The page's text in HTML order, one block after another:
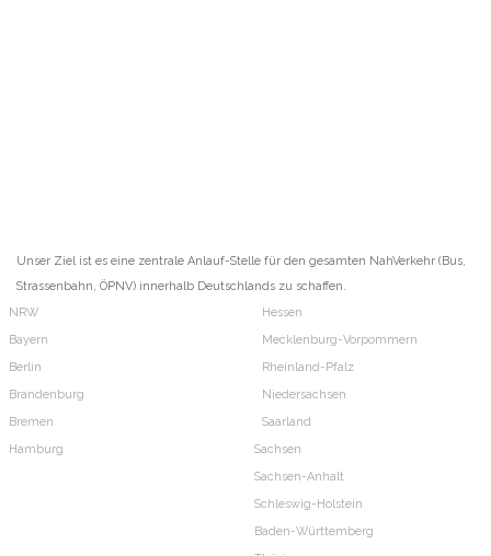
Unser Ziel ist es eine zentrale Anlauf-Stelle für den gesamten NahVerkehr (Bus,
Strassenbahn, ÖPNV) innerhalb Deutschlands zu schaffen.
NRW
Bayern
Berlin
Brandenburg
Bremen
Hamburg
Hessen
Mecklenburg-Vorpommern
Rheinland-Pfalz
Niedersachsen
Saarland
Sachsen
Sachsen-Anhalt
Schleswig-Holstein
Baden-Württemberg